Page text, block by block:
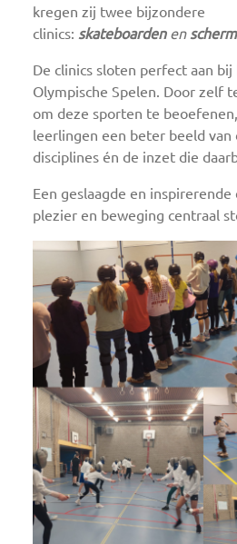
kregen zij twee bijzondere
clinics: skateboardenen
De clinics sloten perfect aan
Olympische Spelen. Door zelf
om deze sporten te
leerlingen een beter beeld van
disciplines én de inzet die
Een geslaagde en
plezier en beweging centraal